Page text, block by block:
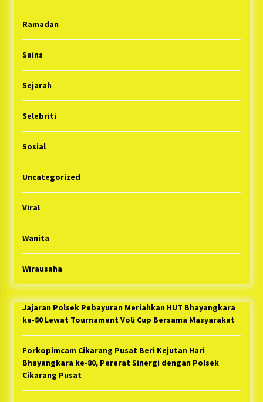
Ramadan
Sains
Sejarah
Selebriti
Sosial
Uncategorized
Viral
Wanita
Wirausaha
Jajaran Polsek Pebayuran Meriahkan HUT Bhayangkara
ke-80 Lewat Tournament Voli Cup Bersama Masyarakat
Forkopimcam Cikarang Pusat Beri Kejutan Hari
Bhayangkara ke-80, Pererat Sinergi dengan Polsek
Cikarang Pusat